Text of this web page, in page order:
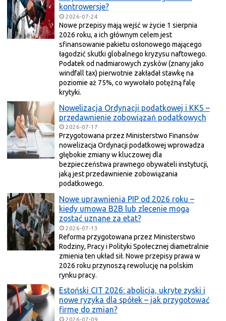
kontrowersje?
2026-07-24
Nowe przepisy mają wejść w życie 1 sierpnia
2026 roku, a ich głównym celem jest
sfinansowanie pakietu osłonowego mającego
łagodzić skutki globalnego kryzysu naftowego.
Podatek od nadmiarowych zysków (znany jako
windfall tax) pierwotnie zakładał stawkę na
poziomie aż 75%, co wywołało potężną falę
krytyki.
Nowelizacja Ordynacji podatkowej i KKS –
przedawnienie zobowiązań podatkowych
2026-07-17
Przygotowana przez Ministerstwo Finansów
nowelizacja Ordynacji podatkowej wprowadza
głębokie zmiany w kluczowej dla
bezpieczeństwa prawnego obywateli instytucji,
jaką jest przedawnienie zobowiązania
podatkowego.
Nowe uprawnienia PIP od 2026 roku –
kiedy umowa B2B lub zlecenie mogą
zostać uznane za etat?
2026-07-13
Reforma przygotowana przez Ministerstwo
Rodziny, Pracy i Polityki Społecznej diametralnie
zmienia ten układ sił. Nowe przepisy prawa w
2026 roku przynoszą rewolucję na polskim
rynku pracy.
Estoński CIT 2026: abolicja, ukryte zyski i
nowe ryzyka dla spółek – jak przygotować
firmę do zmian?
2026-07-09